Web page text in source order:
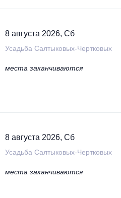
8 августа 2026, Сб
Усадьба Салтыковых-Чертковых
места заканчиваются
8 августа 2026, Сб
Усадьба Салтыковых-Чертковых
места заканчиваются